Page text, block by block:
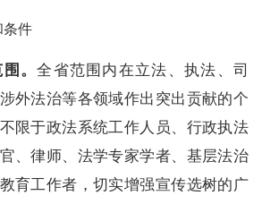
件
围。全省范围内在立法、执法、司
外法治等各领域作出突出贡献的个
限于政法系统工作人员、行政执法
、律师、法学专家学者、基层法治
育工作者，切实增强宣传选树的广